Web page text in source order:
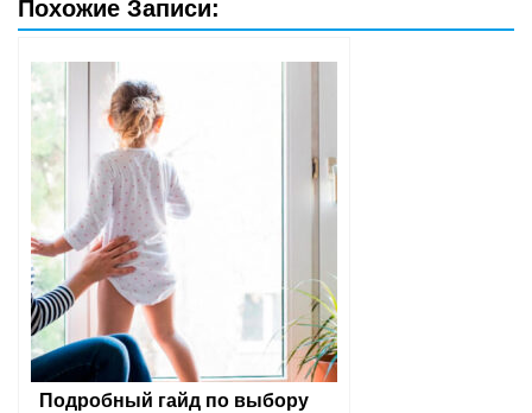
Похожие Записи:
Подробный гайд по выбору